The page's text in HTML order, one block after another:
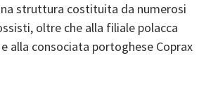
struttura costituita da numerosi
oltre che alla filiale polacca
alla consociata portoghese Coprax